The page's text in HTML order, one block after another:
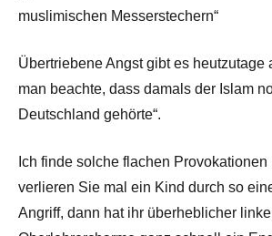
muslimischen Messerstechern“
Übertriebene Angst gibt es heutzutage
man beachte, dass damals der Islam
Deutschland gehörte“.
Ich finde solche flachen
verlieren Sie mal ein Kind durch so
Angriff, dann hat ihr überheblicher